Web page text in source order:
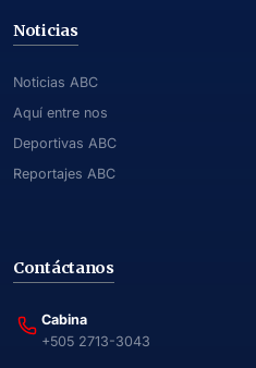
Noticias
Noticias ABC
Aquí entre nos
Deportivas ABC
Reportajes ABC
Contáctanos
Cabina
+505 2713-3043